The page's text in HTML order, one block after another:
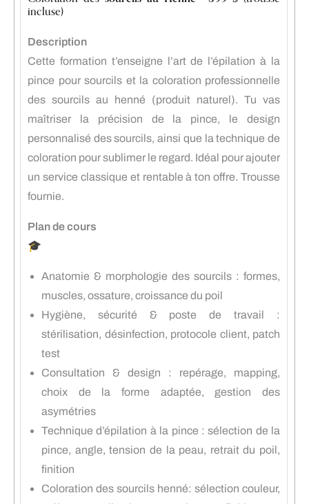
incluse)
Description
Cette formation t’enseigne l’art de l’épilation à la
pince pour sourcils et la coloration professionnelle
des sourcils au henné (produit naturel). Tu vas
maîtriser la précision de la pince, le design
personnalisé des sourcils, ainsi que la technique de
coloration pour sublimer le regard. Idéal pour ajouter
un service classique et rentable à ton offre. Trousse
fournie.
Plan de cours
🎓
Anatomie & morphologie des sourcils : formes,
muscles, ossature, croissance du poil
Hygiène, sécurité & poste de travail :
stérilisation, désinfection, protocole client, patch
test
Consultation & design : repérage, mapping,
choix de la forme adaptée, gestion des
asymétries
Technique d’épilation à la pince : sélection de la
pince, angle, tension de la peau, retrait du poil,
finition
Coloration des sourcils henné: sélection couleur,